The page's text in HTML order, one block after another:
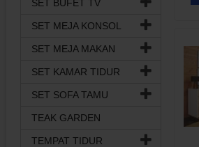
SET BUFET TV
SET MEJA KONSOL
SET MEJA MAKAN
SET KAMAR TIDUR
SET SOFA TAMU
TEAK GARDEN
TEMPAT TIDUR